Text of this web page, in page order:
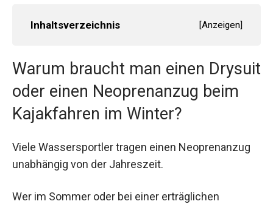
Inhaltsverzeichnis [Anzeigen]
Warum braucht man einen Drysuit
oder einen Neoprenanzug beim
Kajakfahren im Winter?
Viele Wassersportler tragen einen Neoprenanzug
unabhängig von der Jahreszeit.
Wer im Sommer oder bei einer erträglichen